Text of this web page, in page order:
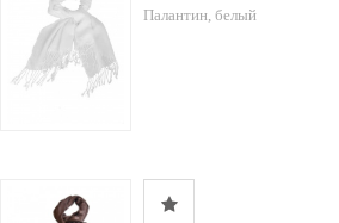
Палантин, белый